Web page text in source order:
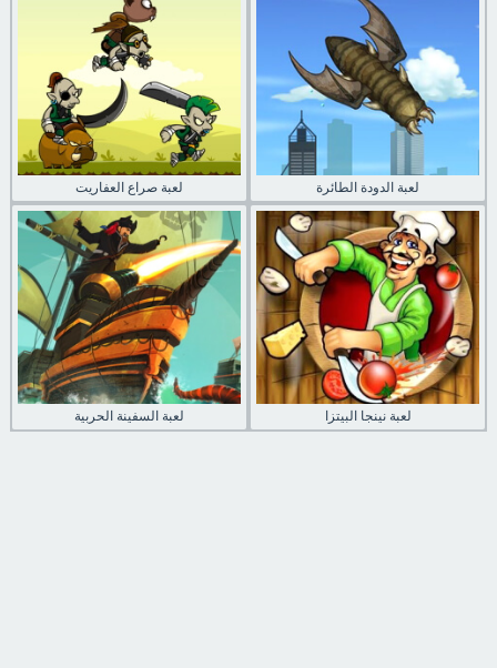
لعبة صراع العفاريت لعبة الدودة الطائرة
لعبة السفينة الحربية لعبة نينجا البيتزا